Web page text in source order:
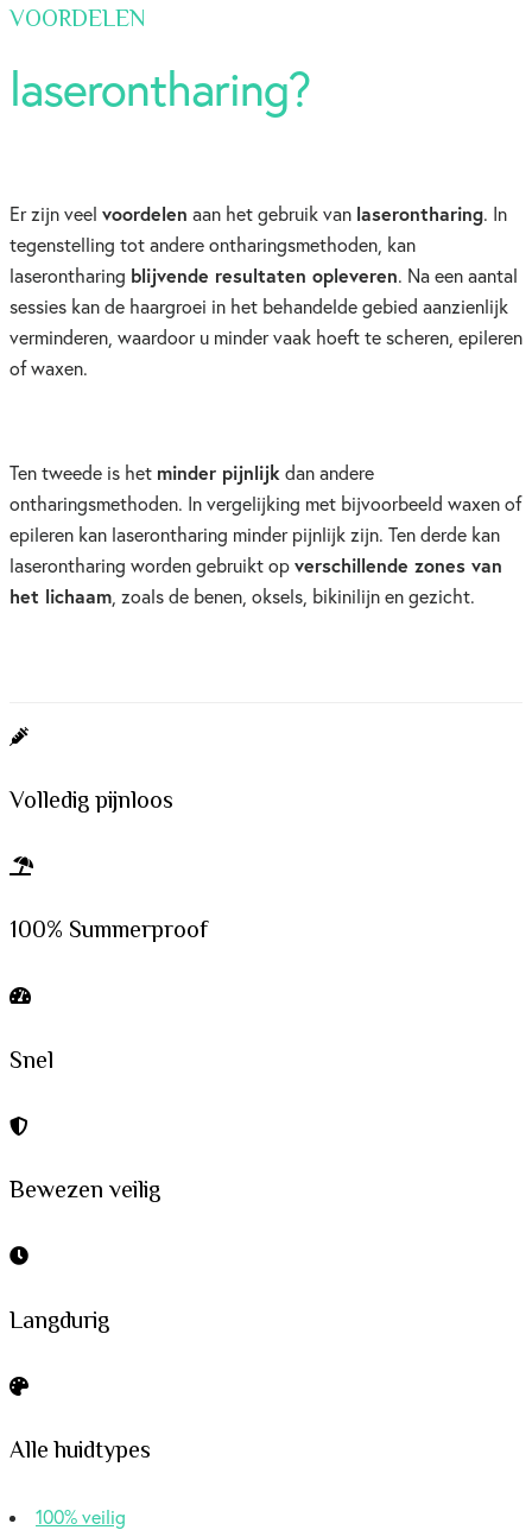
VOORDELEN
laserontharing?
Er zijn veel voordelen aan het gebruik van laserontharing. In
tegenstelling tot andere ontharingsmethoden, kan
laserontharing blijvende resultaten opleveren. Na een aantal
sessies kan de haargroei in het behandelde gebied aanzienlijk
verminderen, waardoor u minder vaak hoeft te scheren, epileren
of waxen.
Ten tweede is het minder pijnlijk dan andere
ontharingsmethoden. In vergelijking met bijvoorbeeld waxen of
epileren kan laserontharing minder pijnlijk zijn. Ten derde kan
laserontharing worden gebruikt op verschillende zones van
het lichaam , zoals de benen, oksels, bikinilijn en gezicht.
Volledig pijnloos
100% Summerproof
Snel
Bewezen veilig
Langdurig
Alle huidtypes
100% veilig